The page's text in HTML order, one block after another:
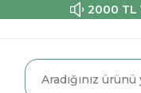
2000 TL